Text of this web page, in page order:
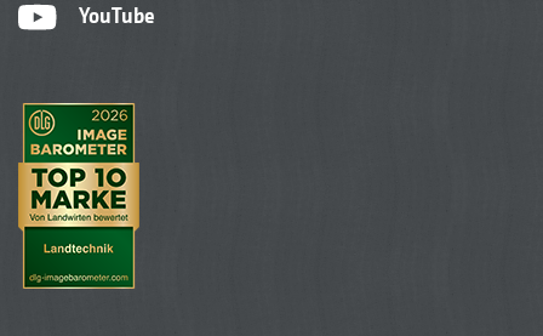
YouTube